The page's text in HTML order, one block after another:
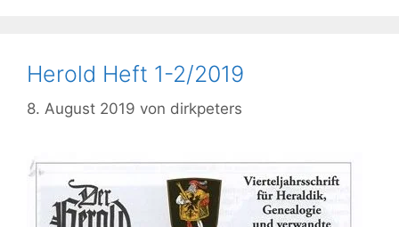
Herold Heft 1-2/2019
8. August 2019 von dirkpeters